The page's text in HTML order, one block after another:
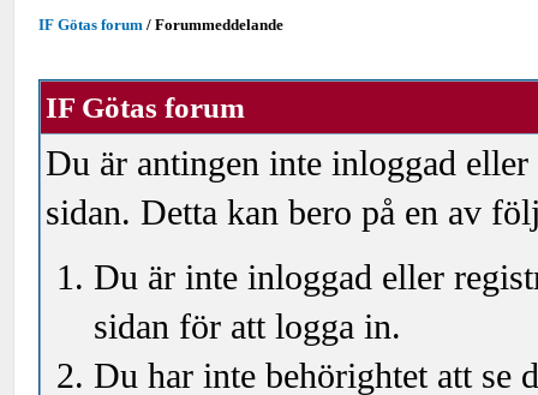
IF Götas forum /Forummeddelande
IF Götas forum
Du är antingen inte inloggad
sidan. Detta kan bero på en av
Du är inte inloggad eller
sidan för att logga in.
Du har inte behörightet att se